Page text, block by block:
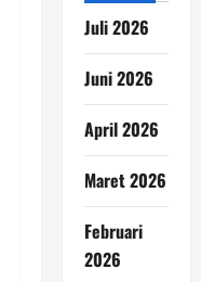
Juli 2026
Juni 2026
April 2026
Maret 2026
Februari
2026